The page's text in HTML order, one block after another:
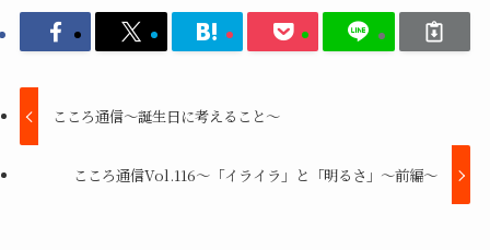
こころ通信～誕生日に考えること～
こころ通信Vol.116～「イライラ」と「明るさ」～前編～